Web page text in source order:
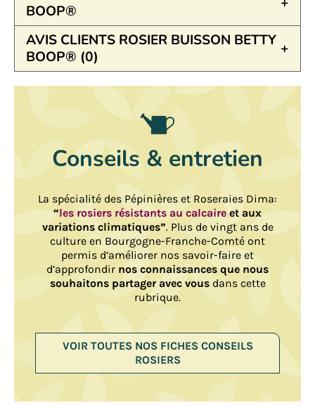
BOOP®
AVIS CLIENTS ROSIER BUISSON BETTY
BOOP® (0)
Conseils & entretien
La spécialité des Pépinières et Roseraies Dima:
“les rosiers résistants au calcaire et aux
variations climatiques”. Plus de vingt ans de
culture en Bourgogne-Franche-Comté ont
permis d’améliorer nos savoir-faire et
d’approfondir nos connaissances que nous
souhaitons partager avec vousdans cette
rubrique.
VOIR TOUTES NOS FICHES CONSEILS
ROSIERS